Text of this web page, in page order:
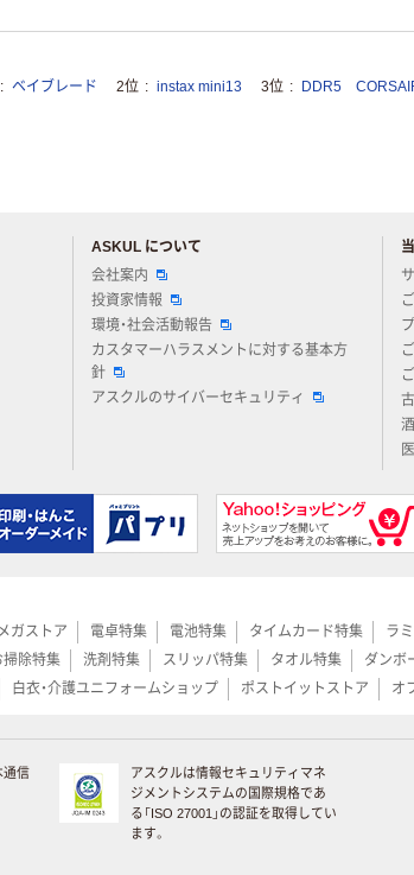
ベイブレード 2位 instax mini13 3位 DDR5
ASKUL について
会社案内
投資家情報
環境・社会活動報告
カスタマーハラスメントに対する基本方
針
アスクルのサイバーセキュリティ
ガストア 電卓特集 電池特集 タイムカード特集 ラ
掃除特集 洗剤特集 スリッパ特集 タオル特集 ダンボ
白衣・介護ユニフォームショップ ポストイットストア オ
通信
アスクルは情報セキュリティマネ
ジメントシステムの国際規格であ
る「ISO 27001」の認証を取得してい
ます。